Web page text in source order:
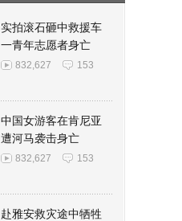
实拍滚石砸中救援车
一青年志愿者身亡
832,627 153
中国女游客在肯尼亚
遭河马袭击身亡
832,627 153
赴雅安救灾途中牺牲